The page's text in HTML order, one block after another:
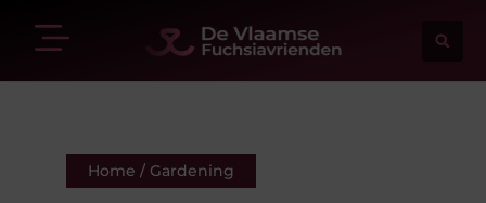
Home / Gardening